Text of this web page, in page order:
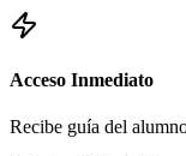
Acceso Inmediato
Recibe guía del